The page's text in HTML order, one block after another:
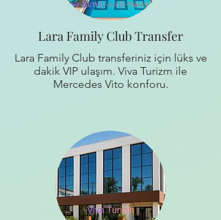
Lara Family Club Transfer
Lara Family Club transferiniz için lüks ve
dakik VIP ulaşım. Viva Turizm ile
Mercedes Vito konforu.